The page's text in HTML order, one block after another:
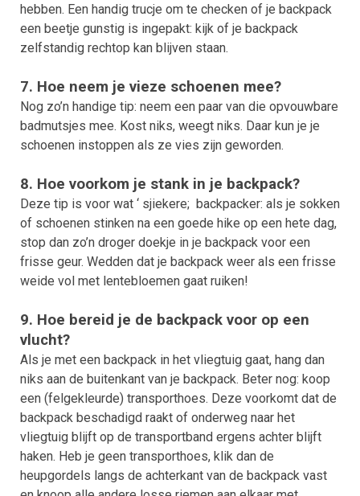
hebben. Een handig trucje om te checken of je backpack
een beetje gunstig is ingepakt: kijk of je backpack
zelfstandig rechtop kan blijven staan.
7. Hoe neem je vieze schoenen mee?
Nog zo’n handige tip: neem een paar van die opvouwbare
badmutsjes mee. Kost niks, weegt niks. Daar kun je je
schoenen instoppen als ze vies zijn geworden.
8. Hoe voorkom je stank in je backpack?
Deze tip is voor wat ‘ sjiekere; backpacker: als je sokken
of schoenen stinken na een goede hike op een hete dag,
stop dan zo’n droger doekje in je backpack voor een
frisse geur. Wedden dat je backpack weer als een frisse
weide vol met lentebloemen gaat ruiken!
9. Hoe bereid je de backpack voor op een
vlucht?
Als je met een backpack in het vliegtuig gaat, hang dan
niks aan de buitenkant van je backpack. Beter nog: koop
een (felgekleurde) transporthoes. Deze voorkomt dat de
backpack beschadigd raakt of onderweg naar het
vliegtuig blijft op de transportband ergens achter blijft
haken. Heb je geen transporthoes, klik dan de
heupgordels langs de achterkant van de backpack vast